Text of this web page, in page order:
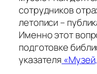
сотрудников
летописи –
Именно этот
подготовке
указателя